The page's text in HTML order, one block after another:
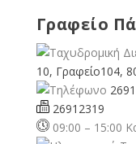
Γραφείο
10, Γραφείο104,
26912319
09:00 – 15:00